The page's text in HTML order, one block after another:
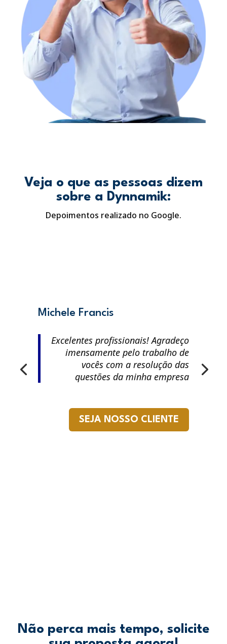
Veja o que as pessoas dizem
sobre a Dynnamik:
Depoimentos realizado no Google.
Michele Francis
Excelentes profissionais! Agradeço
imensamente pelo trabalho de
vocês com a resolução das
questões da minha empresa
SEJA NOSSO CLIENTE
Não perca mais tempo, solicite